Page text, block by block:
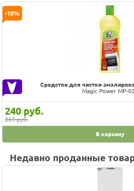
Средство для чистки
Magic Power MP-
240 руб.
267 руб.
-10%
В корзину
Недавно проданные